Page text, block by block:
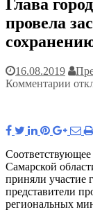
Глава
провела
16.08.2019
Комментарии к
по
Самарской
приняли участие
представители
региональных